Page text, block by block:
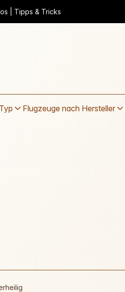
| Tipps & Tricks
Flugzeuge nach Hersteller